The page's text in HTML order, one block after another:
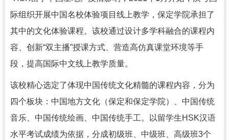
际组织开展中国名校体验项目线上教学，保定学院承担了
其中的文化体验课程。该校通过设计多学科融合的课程内
容、创新“双主播”授课方式、营造高仿真课堂环境等手
段，提高国际中文线上教学质量。
该校精心选定了体现中国传统文化精髓的课程内容，分为
四个板块：中国地方文化（保定和保定学院）、中国传统
音乐、中国传统绘画、中国传统手工。以留学生HSK汉语
水平考试成绩为依据，分成初级班、中级班、高级班3个